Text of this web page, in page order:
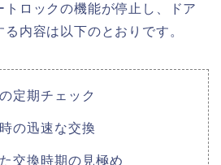
トロックの機能が停止し、ドア
内容は以下のとおりです。
定期チェック
の迅速な交換
交換時期の見極め